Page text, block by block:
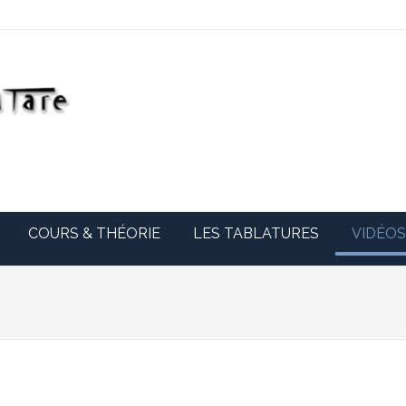
COURS & THÉORIE LES TABLATURES